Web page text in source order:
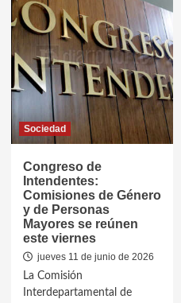
Sociedad
Congreso de
Intendentes:
Comisiones de Género
y de Personas
Mayores se reúnen
este viernes
jueves 11 de junio de 2026
La Comisión
Interdepartamental de